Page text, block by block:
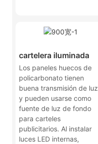
cartelera iluminada
Los paneles huecos de
policarbonato tienen
buena transmisión de luz
y pueden usarse como
fuente de luz de fondo
para carteles
publicitarios. Al instalar
luces LED internas,